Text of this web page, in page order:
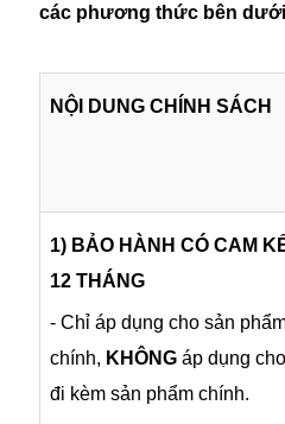
các phương thức bên
NỘI DUNG CHÍNH SÁCH
1) BẢO HÀNH CÓ CAM
12 THÁNG
- Chỉ áp dụng cho sản
chính, KHÔNGáp dụng
đi kèm sản phẩm chính.